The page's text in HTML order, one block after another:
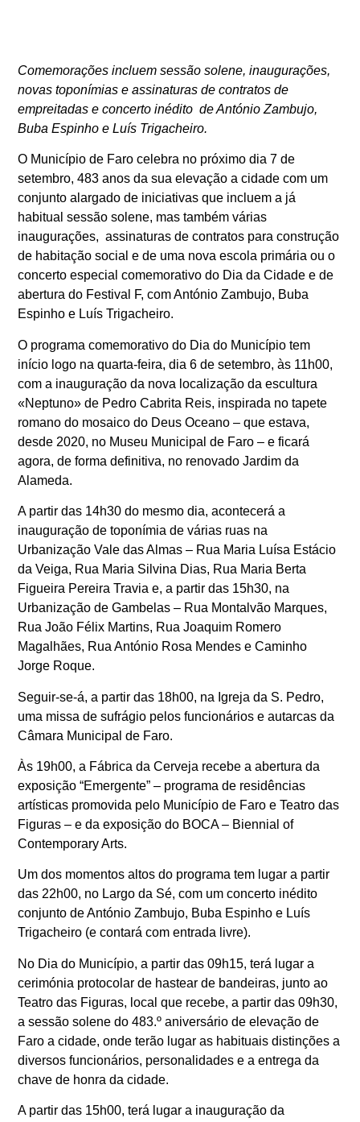
Comemorações incluem sessão solene, inaugurações,
novas toponímias e assinaturas de contratos de
empreitadas e concerto inédito de António Zambujo,
Buba Espinho e Luís Trigacheiro.
O Município de Faro celebra no próximo dia 7 de
setembro, 483 anos da sua elevação a cidade com um
conjunto alargado de iniciativas que incluem a já
habitual sessão solene, mas também várias
inaugurações, assinaturas de contratos para construção
de habitação social e de uma nova escola primária ou o
concerto especial comemorativo do Dia da Cidade e de
abertura do Festival F, com António Zambujo, Buba
Espinho e Luís Trigacheiro.
O programa comemorativo do Dia do Município tem
início logo na quarta-feira, dia 6 de setembro, às 11h00,
com a inauguração da nova localização da escultura
«Neptuno» de Pedro Cabrita Reis, inspirada no tapete
romano do mosaico do Deus Oceano – que estava,
desde 2020, no Museu Municipal de Faro – e ficará
agora, de forma definitiva, no renovado Jardim da
Alameda.
A partir das 14h30 do mesmo dia, acontecerá a
inauguração de toponímia de várias ruas na
Urbanização Vale das Almas – Rua Maria Luísa Estácio
da Veiga, Rua Maria Silvina Dias, Rua Maria Berta
Figueira Pereira Travia e, a partir das 15h30, na
Urbanização de Gambelas – Rua Montalvão Marques,
Rua João Félix Martins, Rua Joaquim Romero
Magalhães, Rua António Rosa Mendes e Caminho
Jorge Roque.
Seguir-se-á, a partir das 18h00, na Igreja da S. Pedro,
uma missa de sufrágio pelos funcionários e autarcas da
Câmara Municipal de Faro.
Às 19h00, a Fábrica da Cerveja recebe a abertura da
exposição “Emergente” – programa de residências
artísticas promovida pelo Município de Faro e Teatro das
Figuras – e da exposição do BOCA – Biennial of
Contemporary Arts.
Um dos momentos altos do programa tem lugar a partir
das 22h00, no Largo da Sé, com um concerto inédito
conjunto de António Zambujo, Buba Espinho e Luís
Trigacheiro (e contará com entrada livre).
No Dia do Município, a partir das 09h15, terá lugar a
cerimónia protocolar de hastear de bandeiras, junto ao
Teatro das Figuras, local que recebe, a partir das 09h30,
a sessão solene do 483.º aniversário de elevação de
Faro a cidade, onde terão lugar as habituais distinções a
diversos funcionários, personalidades e a entrega da
chave de honra da cidade.
A partir das 15h00, terá lugar a inauguração da